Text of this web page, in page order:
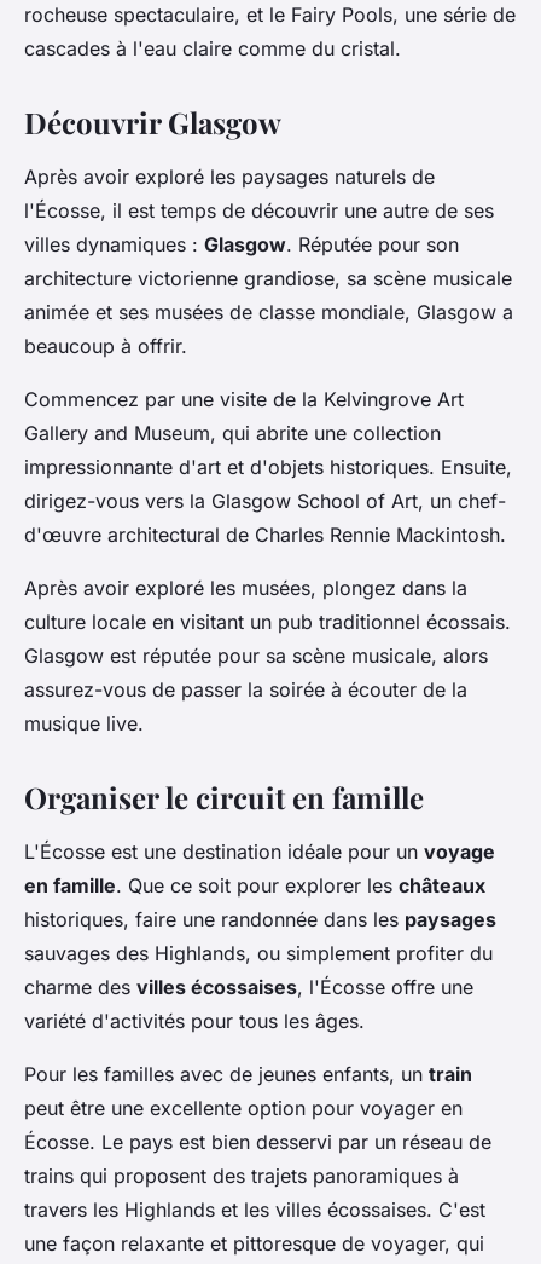
rocheuse spectaculaire, et le Fairy Pools, une série de
cascades à l'eau claire comme du cristal.
Découvrir Glasgow
Après avoir exploré les paysages naturels de
l'Écosse, il est temps de découvrir une autre de ses
villes dynamiques : Glasgow. Réputée pour son
architecture victorienne grandiose, sa scène musicale
animée et ses musées de classe mondiale, Glasgow a
beaucoup à offrir.
Commencez par une visite de la Kelvingrove Art
Gallery and Museum, qui abrite une collection
impressionnante d'art et d'objets historiques. Ensuite,
dirigez-vous vers la Glasgow School of Art, un chef-
d'œuvre architectural de Charles Rennie Mackintosh.
Après avoir exploré les musées, plongez dans la
culture locale en visitant un pub traditionnel écossais.
Glasgow est réputée pour sa scène musicale, alors
assurez-vous de passer la soirée à écouter de la
musique live.
Organiser le circuit en famille
L'Écosse est une destination idéale pour un voyage
en famille. Que ce soit pour explorer les châteaux
historiques, faire une randonnée dans les paysages
sauvages des Highlands, ou simplement profiter du
charme des villes écossaises, l'Écosse offre une
variété d'activités pour tous les âges.
Pour les familles avec de jeunes enfants, un train
peut être une excellente option pour voyager en
Écosse. Le pays est bien desservi par un réseau de
trains qui proposent des trajets panoramiques à
travers les Highlands et les villes écossaises. C'est
une façon relaxante et pittoresque de voyager, qui